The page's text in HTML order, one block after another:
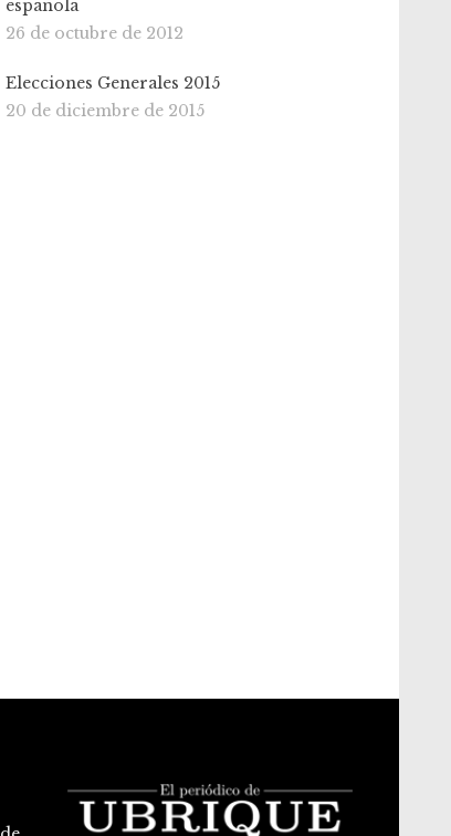
española
26 de octubre de 2012
Elecciones Generales 2015
20 de diciembre de 2015